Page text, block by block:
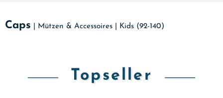
Caps Mützen & Accessoires| Kids (92-140)
Topseller